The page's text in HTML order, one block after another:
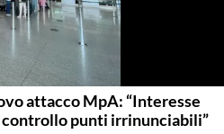
attacco MpA: “Interesse
controllo punti irrinunciabili”